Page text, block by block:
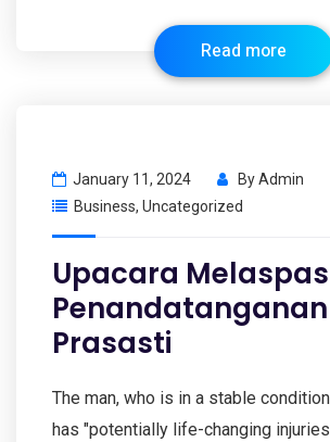
Read more
January 11, 2024 ByAdmin
Business, Uncategorized
Upacara
Penandatanganan
Prasasti
The man, who is in a stable
has "potentially life-changing